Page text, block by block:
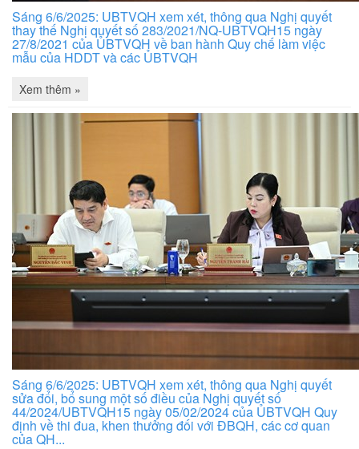
Sáng 6/6/2025: UBTVQH xem xét, thông qua Nghị quyết
thay thế Nghị quyết số 283/2021/NQ-UBTVQH15 ngày
27/8/2021 của ỦBTVQH về ban hành Quy chế làm việc
mẫu của HDDT và các ỦBTVQH
Xem thêm »
Sáng 6/6/2025: UBTVQH xem xét, thông qua Nghị quyết
sửa đổi, bổ sung một số điều của Nghị quyết số
44/2024/UBTVQH15 ngày 05/02/2024 của ỦBTVQH Quy
định về thi đua, khen thưởng đối với ĐBQH, các cơ quan
của QH...